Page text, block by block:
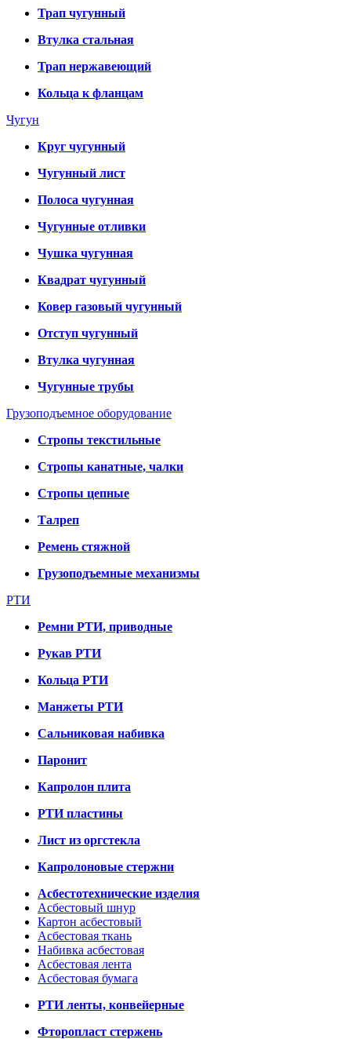
Трап чугунный
Втулка стальная
Трап нержавеющий
Кольца к фланцам
Чугун
Круг чугунный
Чугунный лист
Полоса чугунная
Чугунные отливки
Чушка чугунная
Квадрат чугунный
Ковер газовый чугунный
Отступ чугунный
Втулка чугунная
Чугунные трубы
Грузоподъемное оборудование
Стропы текстильные
Стропы канатные, чалки
Стропы цепные
Талреп
Ремень стяжной
Грузоподъемные механизмы
РТИ
Ремни РТИ, приводные
Рукав РТИ
Кольца РТИ
Манжеты РТИ
Сальниковая набивка
Паронит
Капролон плита
РТИ пластины
Лист из оргстекла
Капролоновые стержни
Асбестотехнические изделия
Асбестовый шнур
Картон асбестовый
Асбестовая ткань
Набивка асбестовая
Асбестовая лента
Асбестовая бумага
РТИ ленты, конвейерные
Фторопласт стержень